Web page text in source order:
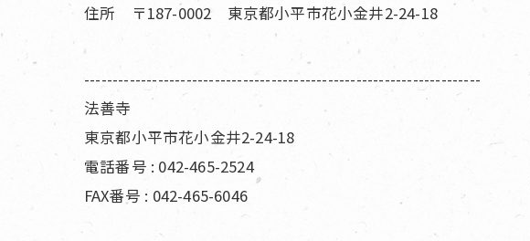
住所 〒187-0002 東京都小平市花小金井2-24-18
----------------------------------------------------------------------
法善寺
東京都小平市花小金井2-24-18
電話番号 : 042-465-2524
FAX番号 : 042-465-6046